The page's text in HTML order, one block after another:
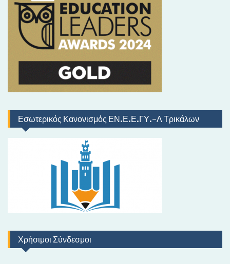
Εσωτερικός Κανονισμός ΕΝ.Ε.Ε.ΓΥ.-Λ Τρικάλων
Χρήσιμοι Σύνδεσμοι